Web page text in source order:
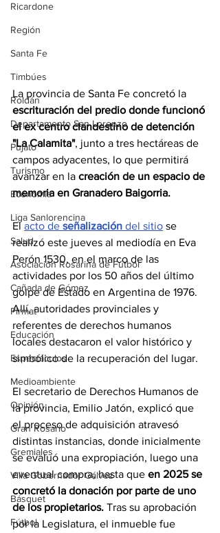
Ricardone
Región
Santa Fe
Timbúes
Roldán
Departamento San Lorenzo
Pujato
Turismo
Economía
Liga Sanlorencina
Salud
Asociación Rosarina de Fútbol
Cañada de Gómez
Firmat
Educación
Espectáculos
Medioambiente
Opinión
Gran Rosario
Gremiales
Villa Gobernador Gálvez
Básquet
Fútbol
La provincia de Santa Fe concretó la
escrituración del predio donde funcionó
el ex centro clandestino de detención
"La Calamita", junto a tres hectáreas de
campos adyacentes, lo que permitirá
avanzar en la creación de un espacio de
memoria en Granadero Baigorria.
El acto de señalización del sitio se
realizó este jueves al mediodía en Eva
Perón 1530, en el marco de las
actividades por los 50 años del último
golpe de Estado en Argentina de 1976.
Allí, autoridades provinciales y
referentes de derechos humanos
locales destacaron el valor histórico y
simbólico de la recuperación del lugar.
El secretario de Derechos Humanos de
la provincia, Emilio Jatón, explicó que
el proceso de adquisición atravesó
distintas instancias, donde inicialmente
se evaluó una expropiación, luego una
eventual compra, hasta que en 2025 se
concretó la donación por parte de uno
de los propietarios. Tras su aprobación
por la Legislatura, el inmueble fue